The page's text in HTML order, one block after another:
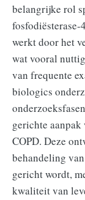
belangrijke rol
fosfodiësterase-
werkt door het
wat vooral
van frequente
biologics
gerichte
COPD. Deze
behandeling
gericht wordt,
kwaliteit van